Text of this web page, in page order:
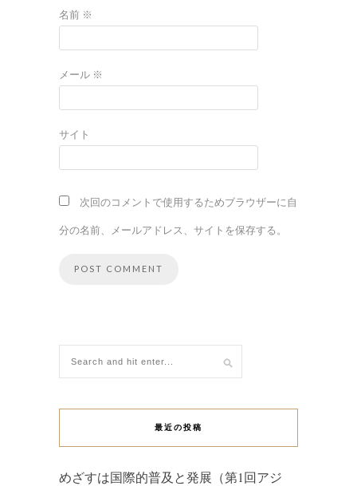
名前 ※
メール ※
サイト
次回のコメントで使用するためブラウザーに自
分の名前、メールアドレス、サイトを保存する。
最近の投稿
めざすは国際的普及と発展（第1回アジ